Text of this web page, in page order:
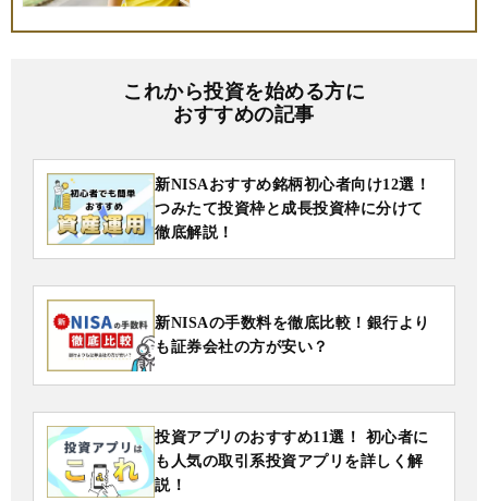
これから投資を始める方に
おすすめの記事
新NISAおすすめ銘柄初心者向け12選！
つみたて投資枠と成長投資枠に分けて
徹底解説！
新NISAの手数料を徹底比較！銀行より
も証券会社の方が安い？
投資アプリのおすすめ11選！ 初心者に
も人気の取引系投資アプリを詳しく解
説！